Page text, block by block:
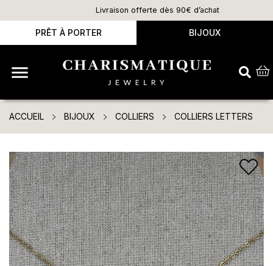
Livraison offerte dès 90€ d’achat
PRÊT À PORTER BIJOUX

ACCUEIL BIJOUX COLLIERS COLLIERS LETTERS